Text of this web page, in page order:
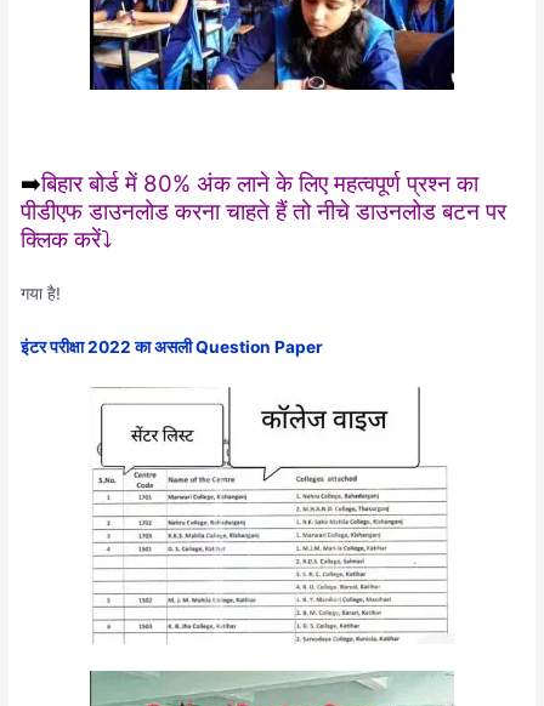
➡️बिहार बोर्ड में 80% अंक लाने के लिए महत्वपूर्ण प्रश्न का
पीडीएफ डाउनलोड करना चाहते हैं तो नीचे डाउनलोड बटन पर
क्लिक करें⤵️
गया है!
इंटर परीक्षा 2022 का असली Question Paper